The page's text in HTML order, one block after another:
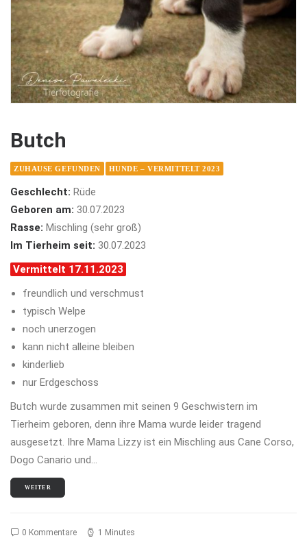
Butch
ZUHAUSE GEFUNDEN HUNDE – VERMITTELT 2023
Geschlecht: Rüde
Geboren am: 30.07.2023
Rasse: Mischling (sehr groß)
Im Tierheim seit: 30.07.2023
Vermittelt 17.11.2023
freundlich und verschmust
typisch Welpe
noch unerzogen
kann nicht alleine bleiben
kinderlieb
nur Erdgeschoss
Butch wurde zusammen mit seinen 9 Geschwistern im
Tierheim geboren, denn ihre Mama wurde leider tragend
ausgesetzt. Ihre Mama Lizzy ist ein Mischling aus Cane Corso,
Dogo Canario und…
WEITER
0 Kommentare 1 Minutes